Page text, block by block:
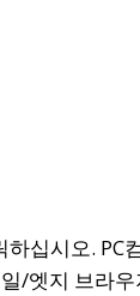
하십시오. PC
/엣지 브라